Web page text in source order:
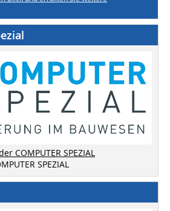
COMPUTER SPEZIAL
SPEZIAL